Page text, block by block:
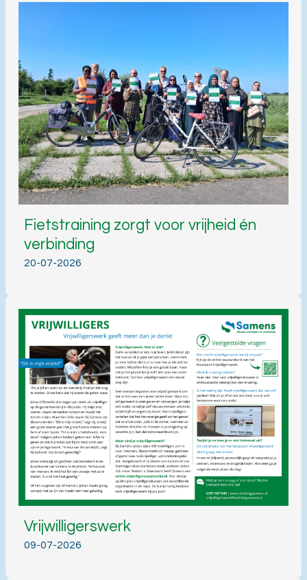
Fietstraining zorgt voor vrijheid én
verbinding
20-07-2026
Vrijwilligerswerk
09-07-2026